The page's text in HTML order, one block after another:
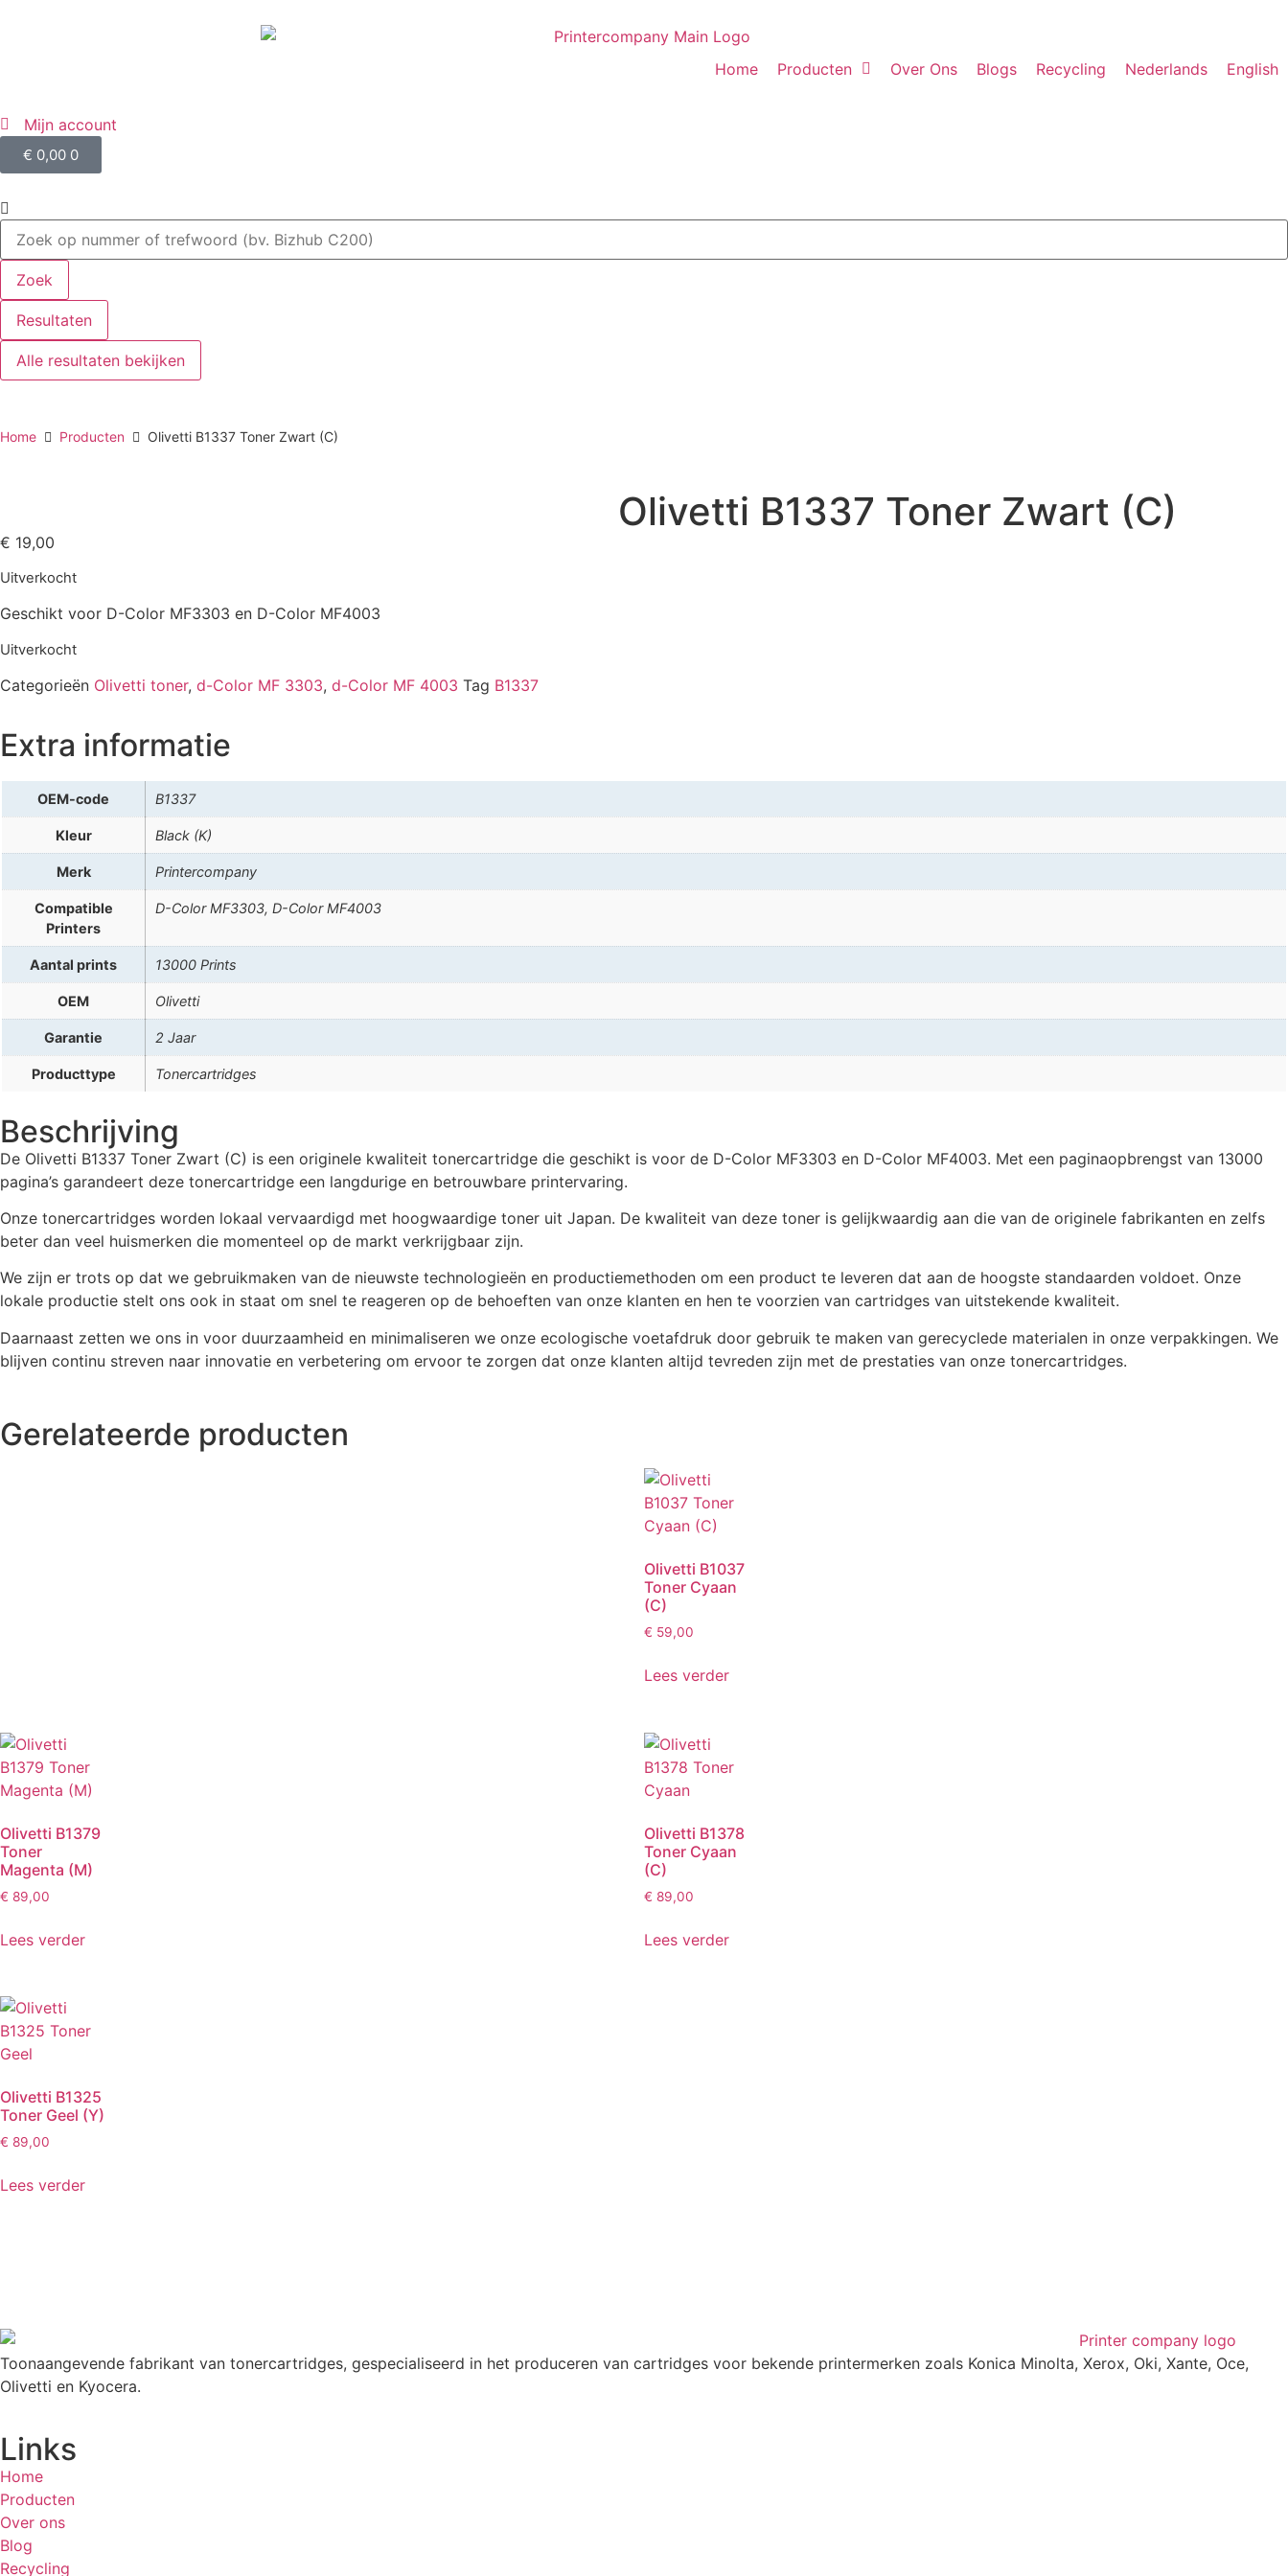
Home Producten Over Ons Blogs Recycling Nederlands English
Mijn account
€ 0,00 0
Zoek
Resultaten
Alle resultaten bekijken
Home Producten Olivetti B1337 Toner Zwart (C)
Olivetti B1337 Toner Zwart (C)
€ 19,00
Uitverkocht
Geschikt voor D-Color MF3303 en D-Color MF4003
Uitverkocht
Categorieën Olivetti toner, d-Color MF 3303, d-Color MF 4003 Tag B1337
Extra informatie
OEM-code B1337
Kleur Black (K)
Merk Printercompany
Compatible
Printers
D-Color MF3303, D-Color MF4003
Aantal prints 13000 Prints
OEM Olivetti
Garantie 2 Jaar
Producttype Tonercartridges
Beschrijving
De Olivetti B1337 Toner Zwart (C) is een originele kwaliteit tonercartridge die geschikt is voor de D-Color MF3303 en D-Color MF4003. Met een paginaopbrengst van 13000
pagina’s garandeert deze tonercartridge een langdurige en betrouwbare printervaring.
Onze tonercartridges worden lokaal vervaardigd met hoogwaardige toner uit Japan. De kwaliteit van deze toner is gelijkwaardig aan die van de originele fabrikanten en zelfs
beter dan veel huismerken die momenteel op de markt verkrijgbaar zijn.
We zijn er trots op dat we gebruikmaken van de nieuwste technologieën en productiemethoden om een product te leveren dat aan de hoogste standaarden voldoet. Onze
lokale productie stelt ons ook in staat om snel te reageren op de behoeften van onze klanten en hen te voorzien van cartridges van uitstekende kwaliteit.
Daarnaast zetten we ons in voor duurzaamheid en minimaliseren we onze ecologische voetafdruk door gebruik te maken van gerecyclede materialen in onze verpakkingen. We
blijven continu streven naar innovatie en verbetering om ervoor te zorgen dat onze klanten altijd tevreden zijn met de prestaties van onze tonercartridges.
Gerelateerde producten
Olivetti B1037
Toner Cyaan
(C)
€ 59,00
Lees verder
Olivetti B1379
Toner
Magenta (M)
€ 89,00
Lees verder
Olivetti B1378
Toner Cyaan
(C)
€ 89,00
Lees verder
Olivetti B1325
Toner Geel (Y)
€ 89,00
Lees verder
Toonaangevende fabrikant van tonercartridges, gespecialiseerd in het produceren van cartridges voor bekende printermerken zoals Konica Minolta, Xerox, Oki, Xante, Oce,
Olivetti en Kyocera.
Links
Home
Producten
Over ons
Blog
Recycling